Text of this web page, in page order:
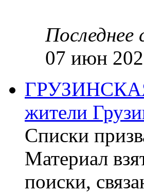
Последнее
07 июн
ГРУЗИНСКАЯ
жители
Списки
Материал
поиски,